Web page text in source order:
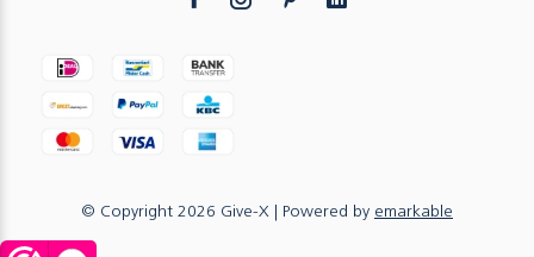
© Copyright 2026 Give-X | Powered by emarkable